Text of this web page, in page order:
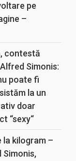
pe
–
contestă
Simonis:
poate fi
la un
doar
“sexy“
la kilogram –
Simonis,